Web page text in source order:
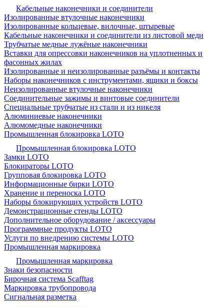
Кабельные наконечники и соединители
Изолированные втулочные наконечники
Изолированные кольцевые, вилочные, штыревые
Кабельные наконечники и соединители из листовой меди
Трубчатые медные лужёные наконечники
Вставки для опрессовки наконечников на уплотненных и
фасонных жилах
Изолированные и неизолированные разъёмы и контакты
Наборы наконечников с инструментами, ящики и боксы
Неизолированные втулочные наконечники
Соединительные зажимы и винтовые соединители
Специальные трубчатые из стали и из никеля
Алюминиевые наконечники
Алюмомедные наконечники
Промышленная блокировка LOTO
Промышленная блокировка LOTO
Замки LOTO
Блокираторы LOTO
Групповая блокировка LOTO
Информационные бирки LOTO
Хранение и переноска LOTO
Наборы блокирующих устройств LOTO
Демонстрационные стенды LOTO
Дополнительное оборудование / аксессуары
Программные продукты LOTO
Услуги по внедрению системы LOTO
Промышленная маркировка
Промышленная маркировка
Знаки безопасности
Бирочная система Scafftag
Маркировка трубопровода
Сигнальная разметка